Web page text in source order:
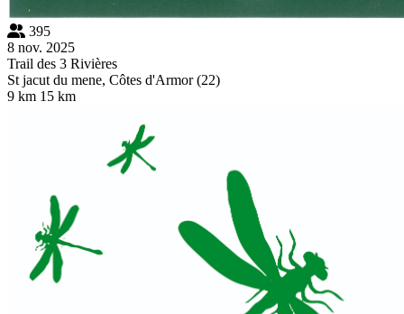
395
8 nov. 2025
Trail des 3 Rivières
St jacut du mene, Côtes d'Armor (22)
9 km 15 km